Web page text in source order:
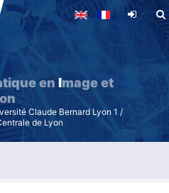
Aller
contenu
principal
en Image et
Claude Bernard Lyon 1 /
de Lyon